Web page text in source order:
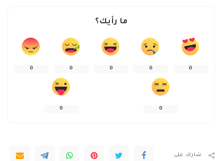
ما رأيك؟
0
0
0
0
0
0
0
شارك على